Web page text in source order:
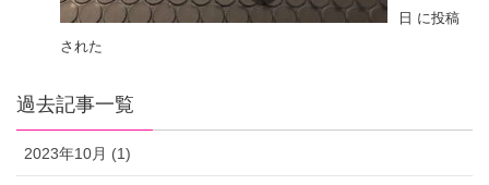
日 に投稿
された
過去記事一覧
2023年10月 (1)